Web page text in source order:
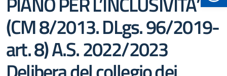
(CM 8/2013. DLgs. 96/2019-
art. 8) A.S. 2022/2023